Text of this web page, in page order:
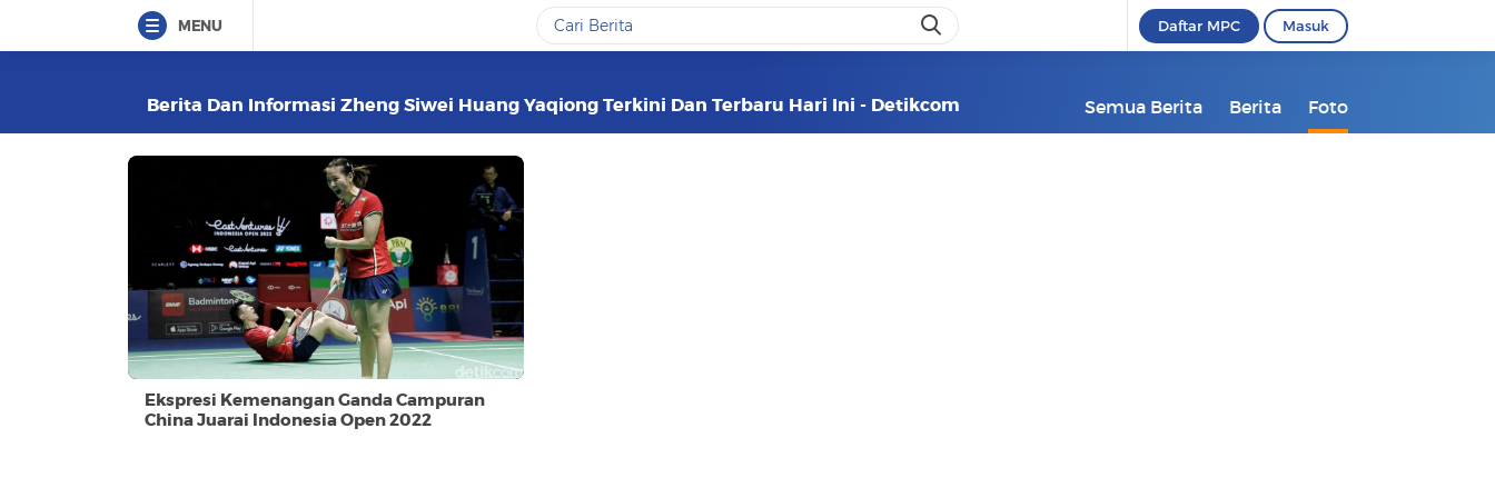
MENU Daftar MPC Masuk
Berita Dan Informasi Zheng Siwei Huang Yaqiong Terkini Dan Terbaru Hari Ini - Detikcom Semua Berita Berita Foto
Ekspresi Kemenangan Ganda Campuran
China Juarai Indonesia Open 2022